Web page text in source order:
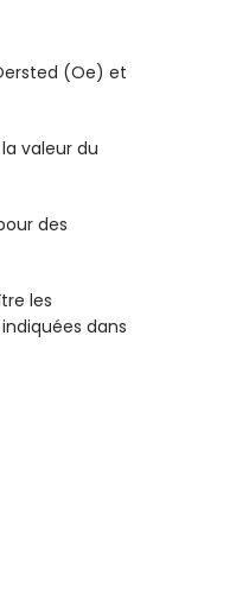
(Oe) et
valeur du
des
les
dans